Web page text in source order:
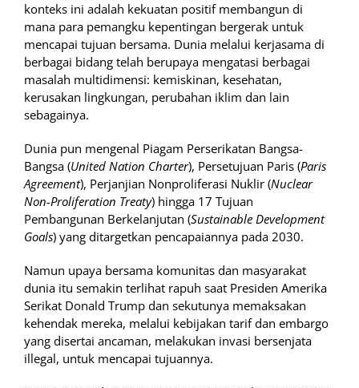
konteks ini adalah kekuatan positif membangun di
mana para pemangku kepentingan bergerak untuk
mencapai tujuan bersama. Dunia melalui kerjasama di
berbagai bidang telah berupaya mengatasi berbagai
masalah multidimensi: kemiskinan, kesehatan,
kerusakan lingkungan, perubahan iklim dan lain
sebagainya.
Dunia pun mengenal Piagam Perserikatan Bangsa-
Bangsa (United Nation Charter), Persetujuan Paris (Paris
Agreement), Perjanjian Nonproliferasi Nuklir (Nuclear
Non-Proliferation Treaty) hingga 17 Tujuan
Pembangunan Berkelanjutan (Sustainable Development
Goals) yang ditargetkan pencapaiannya pada 2030.
Namun upaya bersama komunitas dan masyarakat
dunia itu semakin terlihat rapuh saat Presiden Amerika
Serikat Donald Trump dan sekutunya memaksakan
kehendak mereka, melalui kebijakan tarif dan embargo
yang disertai ancaman, melakukan invasi bersenjata
illegal, untuk mencapai tujuannya.